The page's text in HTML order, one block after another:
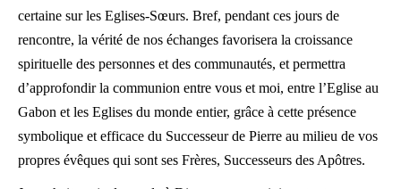
certaine sur les Eglises-Sœurs. Bref, pendant ces jours de
rencontre, la vérité de nos échanges favorisera la croissance
spirituelle des personnes et des communautés, et permettra
d’approfondir la communion entre vous et moi, entre l’Eglise au
Gabon et les Eglises du monde entier, grâce à cette présence
symbolique et efficace du Successeur de Pierre au milieu de vos
propres évêques qui sont ses Frères, Successeurs des Apôtres.